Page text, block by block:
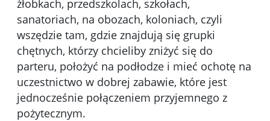
żłobkach, przedszkolach, szkołach,
sanatoriach, na obozach, koloniach, czyli
wszędzie tam, gdzie znajdują się grupki
chętnych, którzy chcieliby zniżyć się do
parteru, położyć na podłodze i mieć ochotę na
uczestnictwo w dobrej zabawie, które jest
jednocześnie połączeniem przyjemnego z
pożytecznym.